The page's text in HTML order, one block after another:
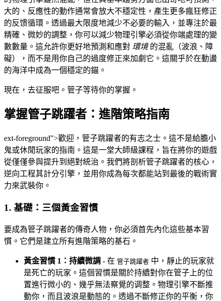
大的、反應性的動作通常會放大不穩定性，產生更多瘋狂修正
的反馈循環。透過最大限度地減少不必要的輸入，並專注於最
精確、微妙的調整，你可以減少物理引擎必須從你端處理的變
數數量。這允許你更好地預測和應對 環境的混亂（波浪、障
礙），而不是用你自己的過度修正來加劇它。這關乎於在動盪
的海洋中成為一個穩定的錨。
現在，去征服吧。管子等待你的掌握。
掌握管子跳躍者：進階策略指南
ext-foreground">歡迎，管子跳躍者的有志之士。這不是給膽小
鬼或休閒玩家的指南。這是一堂大師級課程，旨在將你的遊戲
從僅僅參與提升到絕對統治。我們將剖析管子跳躍者的核心，
逆向工程其計分引擎，並用你成為每次都能站到最後的戰術實
力來武裝你。
1. 基礎：三個黃金習慣
要成為管子跳躍者的傳奇人物，你必須首先內化這些基本習
慣。它們是建立所有進階策略的基石。
黃金習慣 1：持續微調 - 在 管子跳躍者 中，靜止的玩家就
是死亡的玩家。這個習慣是關於持續對你在管子上的位
置進行微小的、幾乎無法察覺的调整。物理引擎不斷推
動你，而且波浪是動態的。透過不斷修正你的平衡，你